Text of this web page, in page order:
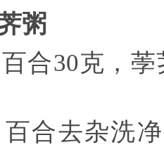
粥
30克，荸
去杂洗净